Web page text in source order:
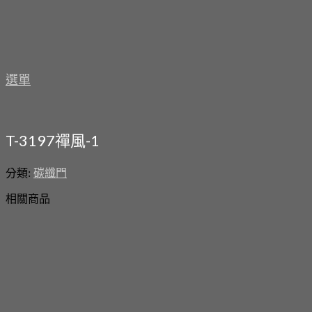
選單
T-3197禪風-1
分類: 碳纖門
相關商品